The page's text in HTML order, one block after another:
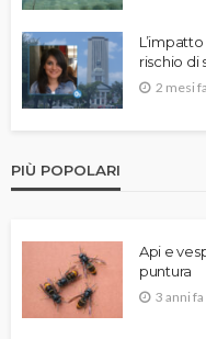
rischio di
2 mesi fa
PIÙ POPOLARI
Api e
puntura
3 anni fa